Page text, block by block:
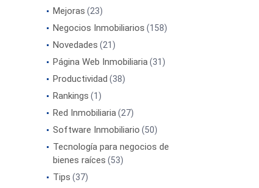
Mejoras (23)
Negocios Inmobiliarios (158)
Novedades (21)
Página Web Inmobiliaria(31)
Productividad (38)
Rankings (1)
Red Inmobiliaria(27)
Software Inmobiliario (50)
Tecnología para negocios de
bienes raíces (53)
Tips (37)